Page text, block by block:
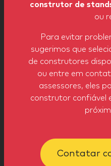
construtor de
ou
Para evitar
sugerimos que
de construtores
ou entre em
assessores, eles
construtor confiável
Contatar